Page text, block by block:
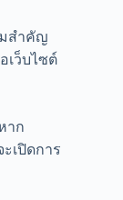
มสำคัญ
เว็บไซต์
าก
เปิดการ